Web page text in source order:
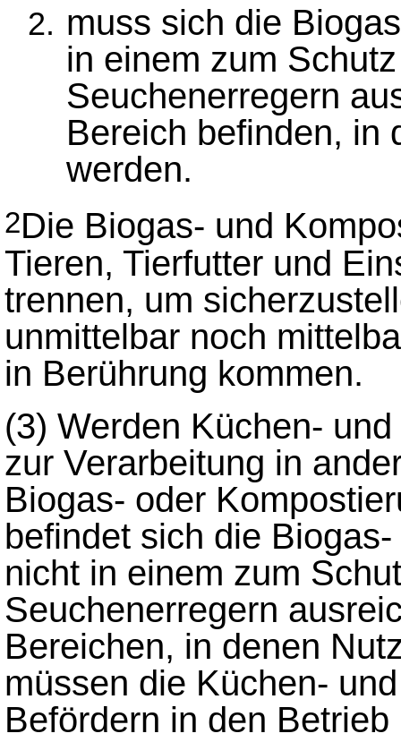
muss sich die
in einem zum
Seuchenerregern
Bereich befinden, in
werden.
2Die Biogas- und
Tieren, Tierfutter und
trennen, um
unmittelbar noch
in Berührung kommen.
(3) Werden Küchen-
zur Verarbeitung in
Biogas- oder
befindet sich die
nicht in einem zum
Seuchenerregern
Bereichen, in denen
müssen die Küchen-
Befördern in den